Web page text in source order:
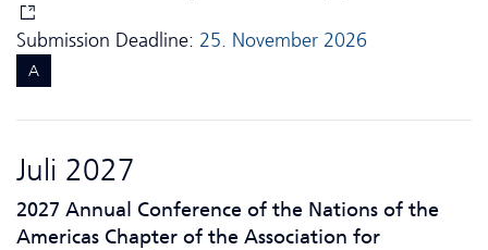
Submission Deadline: 25. November 2026
A
Juli 2027
2027 Annual Conference of the Nations of the
Americas Chapter of the Association for